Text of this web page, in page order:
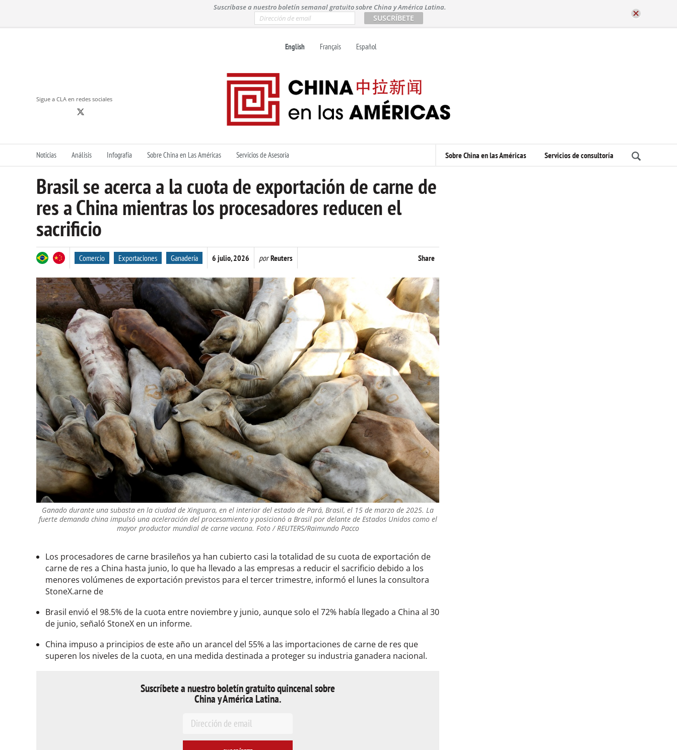
i
Suscríbase a nuestro boletín semanal gratuito sobre China y América Latina.
m
English Français Español
Sigue a CLA en redes sociales
Noticias Análisis Infografía Sobre China en Las Américas Servicios de Asesoría Sobre China en las Américas Servicios de consultoría
Brasil se acerca a la cuota de exportación de carne de
res a China mientras los procesadores reducen el
sacrificio
Comercio Exportaciones Ganadería 6 julio, 2026 porReuters Share
Ganado durante una subasta en la ciudad de Xinguara, en el interior del estado de Pará, Brasil, el 15 de marzo de 2025. La
fuerte demanda china impulsó una aceleración del procesamiento y posicionó a Brasil por delante de Estados Unidos como el
mayor productor mundial de carne vacuna. Foto / REUTERS/Raimundo Pacco
Los procesadores de carne brasileños ya han cubierto casi la totalidad de su cuota de exportación de
carne de res a China hasta junio, lo que ha llevado a las empresas a reducir el sacrificio debido a los
menores volúmenes de exportación previstos para el tercer trimestre, informó el lunes la consultora
StoneX.arne de
Brasil envió el 98.5% de la cuota entre noviembre y junio, aunque solo el 72% había llegado a China al 30
de junio, señaló StoneX en un informe.
China impuso a principios de este año un arancel del 55% a las importaciones de carne de res que
superen los niveles de la cuota, en una medida destinada a proteger su industria ganadera nacional.
Suscríbete a nuestro boletín gratuito quincenal sobre
China y América Latina.
a